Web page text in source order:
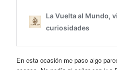
En esta ocasión me paso algo